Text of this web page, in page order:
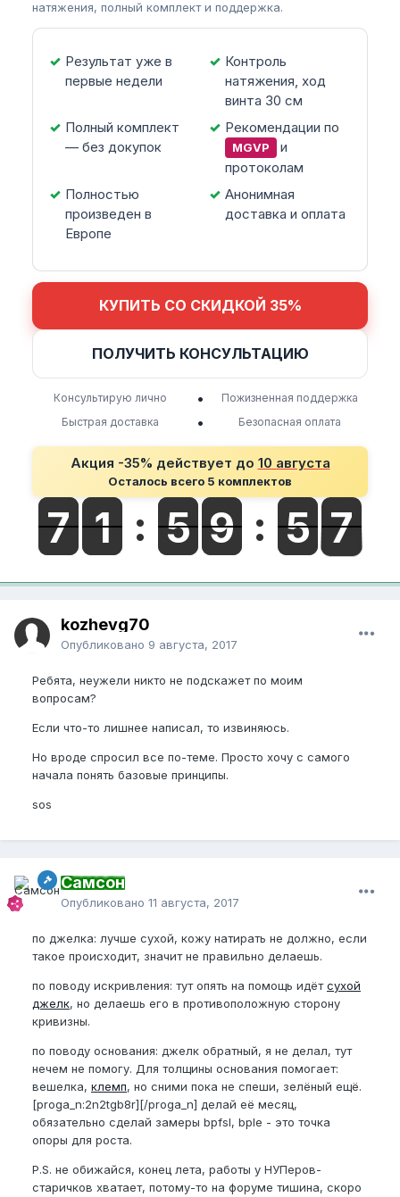
натяжения, полный комплект и поддержка.
Результат уже в
первые недели
Контроль
натяжения, ход
винта 30 см
Полный комплект
— без докупок
Рекомендации по
MGVP
и
протоколам
Полностью
произведен в
Европе
Анонимная
доставка и оплата
КУПИТЬ СО СКИДКОЙ 35%
ПОЛУЧИТЬ КОНСУЛЬТАЦИЮ
Консультирую лично •
Пожизненная поддержка
Быстрая доставка
• Безопасная оплата
Акция -35% действует до 10 августа
Осталось всего 5 комплектов
kozhevg70
Опубликовано 9 августа, 2017
Ребята, неужели никто не подскажет по моим
вопросам?
Если что-то лишнее написал, то извиняюсь.
Но вроде спросил все по-теме. Просто хочу с самого
начала понять базовые принципы.
sos
Самсон
Опубликовано 11 августа, 2017
по джелка: лучше сухой, кожу натирать не должно, если
такое происходит, значит не правильно делаешь.
по поводу искривления: тут опять на помощь идётсухой
джелк, но делаешь его в противоположную сторону
кривизны.
по поводу основания: джелк обратный, я не делал, тут
нечем не помогу. Для толщины основания помогает:
вешелка, клемп, но сними пока не спеши, зелёный ещё.
[proga_n:2n2tgb8r][/proga_n] делай её месяц,
обязательно сделай замеры bpfsl, bple - это точка
опоры для роста.
P.S. не обижайся, конец лета, работы у НУПеров-
старичков хватает, потому-то на форуме тишина, скоро